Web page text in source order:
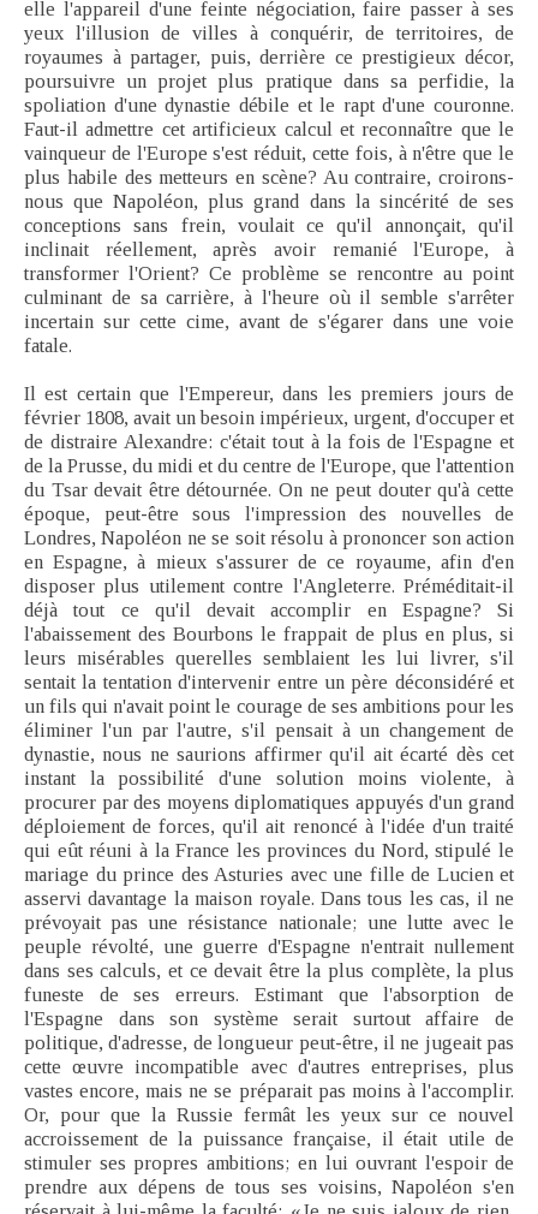
elle l'appareil d'une feinte négociation, faire passer à ses
yeux l'illusion de villes à conquérir, de territoires, de
royaumes à partager, puis, derrière ce prestigieux décor,
poursuivre un projet plus pratique dans sa perfidie, la
spoliation d'une dynastie débile et le rapt d'une couronne.
Faut-il admettre cet artificieux calcul et reconnaître que le
vainqueur de l'Europe s'est réduit, cette fois, à n'être que le
plus habile des metteurs en scène? Au contraire, croirons-
nous que Napoléon, plus grand dans la sincérité de ses
conceptions sans frein, voulait ce qu'il annonçait, qu'il
inclinait réellement, après avoir remanié l'Europe, à
transformer l'Orient? Ce problème se rencontre au point
culminant de sa carrière, à l'heure où il semble s'arrêter
incertain sur cette cime, avant de s'égarer dans une voie
fatale.
Il est certain que l'Empereur, dans les premiers jours de
février 1808, avait un besoin impérieux, urgent, d'occuper et
de distraire Alexandre: c'était tout à la fois de l'Espagne et
de la Prusse, du midi et du centre de l'Europe, que l'attention
du Tsar devait être détournée. On ne peut douter qu'à cette
époque, peut-être sous l'impression des nouvelles de
Londres, Napoléon ne se soit résolu à prononcer son action
en Espagne, à mieux s'assurer de ce royaume, afin d'en
disposer plus utilement contre l'Angleterre. Préméditait-il
déjà tout ce qu'il devait accomplir en Espagne? Si
l'abaissement des Bourbons le frappait de plus en plus, si
leurs misérables querelles semblaient les lui livrer, s'il
sentait la tentation d'intervenir entre un père déconsidéré et
un fils qui n'avait point le courage de ses ambitions pour les
éliminer l'un par l'autre, s'il pensait à un changement de
dynastie, nous ne saurions affirmer qu'il ait écarté dès cet
instant la possibilité d'une solution moins violente, à
procurer par des moyens diplomatiques appuyés d'un grand
déploiement de forces, qu'il ait renoncé à l'idée d'un traité
qui eût réuni à la France les provinces du Nord, stipulé le
mariage du prince des Asturies avec une fille de Lucien et
asservi davantage la maison royale. Dans tous les cas, il ne
prévoyait pas une résistance nationale; une lutte avec le
peuple révolté, une guerre d'Espagne n'entrait nullement
dans ses calculs, et ce devait être la plus complète, la plus
funeste de ses erreurs. Estimant que l'absorption de
l'Espagne dans son système serait surtout affaire de
politique, d'adresse, de longueur peut-être, il ne jugeait pas
cette œuvre incompatible avec d'autres entreprises, plus
vastes encore, mais ne se préparait pas moins à l'accomplir.
Or, pour que la Russie fermât les yeux sur ce nouvel
accroissement de la puissance française, il était utile de
stimuler ses propres ambitions; en lui ouvrant l'espoir de
prendre aux dépens de tous ses voisins, Napoléon s'en